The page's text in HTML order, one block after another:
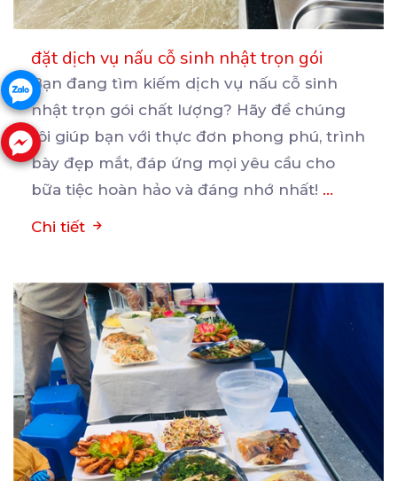
đặt dịch vụ nấu cỗ sinh nhật trọn gói
Bạn đang tìm kiếm dịch vụ nấu cỗ sinh
nhật trọn gói chất lượng? Hãy để chúng
tôi giúp bạn với thực đơn phong phú, trình
bày đẹp mắt, đáp ứng mọi yêu cầu cho
bữa tiệc hoàn hảo và đáng nhớ nhất! ...
Chi tiết